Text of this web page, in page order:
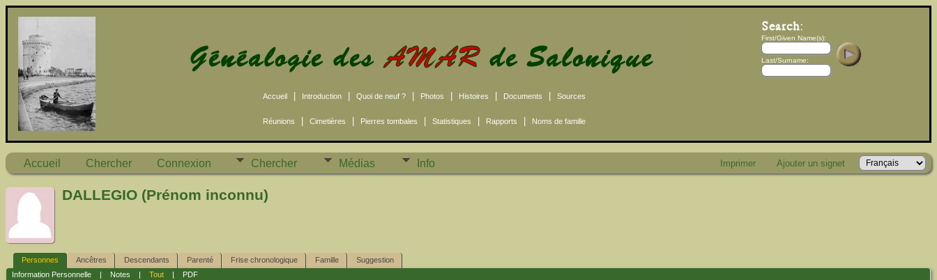
Accueil Introduction Quoi de neuf ? Photos Histoires Documents Sources
Réunions Cimetières Pierres tombales Statistiques Rapports Noms de famille
First/Given Name(s):
Last/Surname:
Accueil Chercher Connexion Chercher Médias Info Imprimer Ajouter un signet
DALLEGIO (Prénom inconnu)
Personnes Ancêtres Descendants Parenté Frise chronologique Famille
Suggestion
Information Personnelle| Notes Tout| PDF